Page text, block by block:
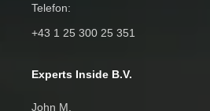
Telefon:
+43 1 25 300 25 351
Experts Inside B.V.
John M.